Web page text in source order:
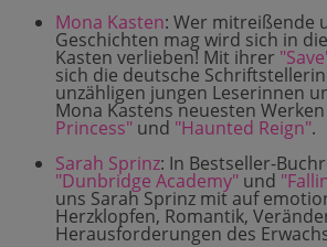
Mona Kasten: Wer mitreißende
Geschichten mag wird sich in
Kasten verlieben! Mit ihrer
sich die deutsche
unzähligen jungen Leserinnen
Mona Kastens neuesten
Princess" und "Haunted Reign".
Sarah Sprinz: In Bestseller-
"Dunbridge Academy" und
uns Sarah Sprinz mit auf
Herzklopfen, Romantik,
Herausforderungen des